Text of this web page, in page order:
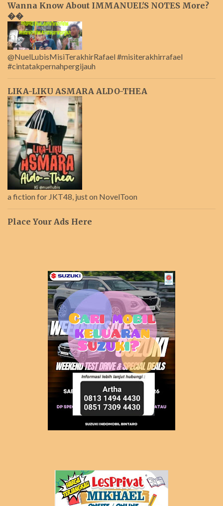
Wanna Know About IMMANUEL'S NOTES More?
��
@NuelLubisMisiTerakhirRafael #misiterakhirrafael
#cintatakpernahpergijauh
LIKA-LIKU ASMARA ALDO-THEA
a fiction for JKT48, just on NovelToon
Place Your Ads Here